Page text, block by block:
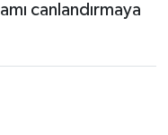
canlandırmaya